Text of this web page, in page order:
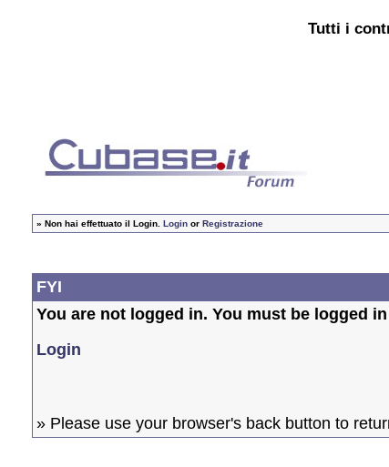
Tutti i
» Non hai effettuato il Login. Login or Registrazione
FYI
You are not logged in. You must be logged
Login
» Please use your browser's back button to